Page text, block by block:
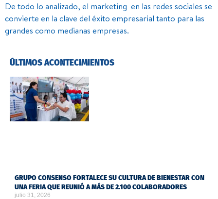
De todo lo analizado, el marketing en las redes sociales se
convierte en la clave del éxito empresarial tanto para las
grandes como medianas empresas.
ÚLTIMOS ACONTECIMIENTOS
GRUPO CONSENSO FORTALECE SU CULTURA DE BIENESTAR CON
UNA FERIA QUE REUNIÓ A MÁS DE 2.100 COLABORADORES
julio 31, 2026